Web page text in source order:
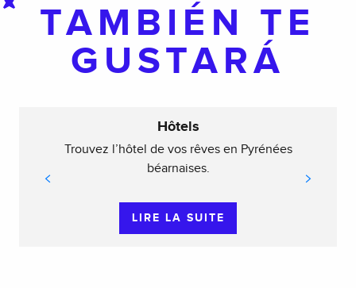
TAMBIÉN TE
GUSTARÁ
Hôtels
Trouvez l’hôtel de vos rêves en Pyrénées
béarnaises.
LIRE LA SUITE